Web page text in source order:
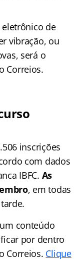
de
vibração, ou
será o
Correios.
inscrições
com dados
IBFC. As
, em todas
conteúdo
por dentro
Correios. Clique